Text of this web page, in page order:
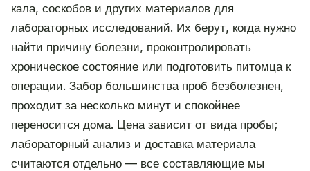
кала, соскобов и других материалов для
лабораторных исследований. Их берут, когда нужно
найти причину болезни, проконтролировать
хроническое состояние или подготовить питомца к
операции. Забор большинства проб безболезнен,
проходит за несколько минут и спокойнее
переносится дома. Цена зависит от вида пробы;
лабораторный анализ и доставка материала
считаются отдельно — все составляющие мы